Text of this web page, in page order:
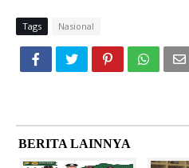
Tags Nasional
BERITA LAINNYA